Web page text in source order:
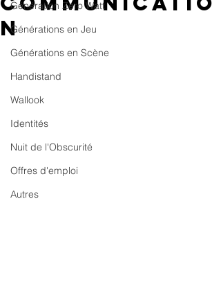
Génération Zero Watt
Générations en Jeu
Générations en Scène
Handistand
Wallook
Identités
Nuit de l'Obscurité
Offres d'emploi
Autres
n